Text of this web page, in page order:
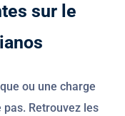
tes sur e
anos
ou une charge
Retrouvez les